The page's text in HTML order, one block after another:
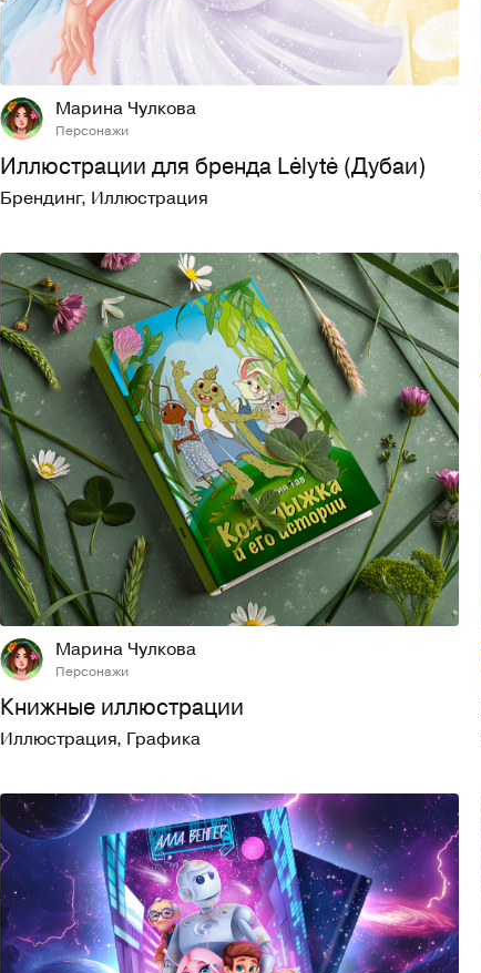
25 299
Марина Чулкова
Персонажи
Иллюстрации для бренда Lėlytė (Дубаи)
Брендинг, Иллюстрация
28 298
Марина Чулкова
Персонажи
Книжные иллюстрации
Иллюстрация, Графика